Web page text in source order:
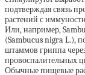
подтверждая связь
растений с
Или, например,
(Sambucus nigra L.),
штаммов гриппа
провоспалительных
Обычные пищевые